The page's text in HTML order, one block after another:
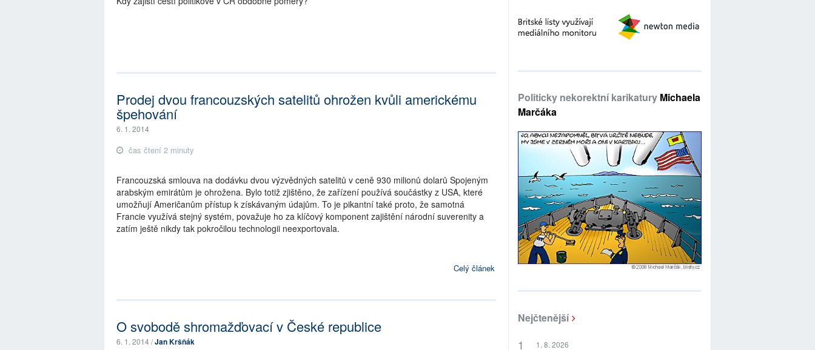
Prodej dvou francouzských satelitů ohrožen kvůli americkému
špehování
6. 1. 2014
čas čtení 2 minuty
Francouzská smlouva na dodávku dvou výzvědných satelitů v ceně 930 milionů dolarů Spojeným
arabským emirátům je ohrožena. Bylo totiž zjištěno, že zařízení používá součástky z USA, které
umožňují Američanům přístup k získávaným údajům. To je pikantní také proto, že samotná
Francie využívá stejný systém, považuje ho za klíčový komponent zajištění národní suverenity a
zatím ještě nikdy tak pokročilou technologii neexportovala.
Celý článek
O svobodě shromažďovací v České republice
6. 1. 2014 /Jan Kršňák
Politicky nekorektní karikatury Michaela
Marčáka
Nejčtenější
1. 8. 2026